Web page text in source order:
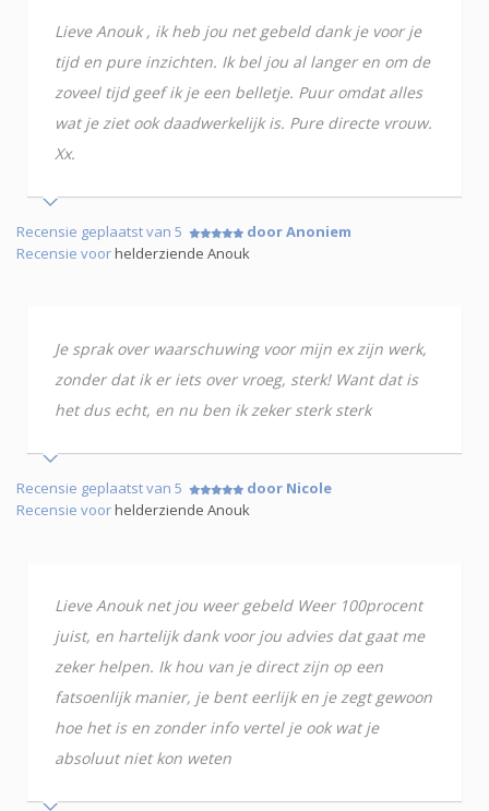
Lieve Anouk , ik heb jou net gebeld dank je voor je
tijd en pure inzichten. Ik bel jou al langer en om de
zoveel tijd geef ik je een belletje. Puur omdat alles
wat je ziet ook daadwerkelijk is. Pure directe vrouw.
Xx.
Recensie geplaatst van 5
door Anoniem
Recensie voorhelderziende Anouk
Je sprak over waarschuwing voor mijn ex zijn werk,
zonder dat ik er iets over vroeg, sterk! Want dat is
het dus echt, en nu ben ik zeker sterk sterk
Recensie geplaatst van 5
door Nicole
Recensie voorhelderziende Anouk
Lieve Anouk net jou weer gebeld Weer 100procent
juist, en hartelijk dank voor jou advies dat gaat me
zeker helpen. Ik hou van je direct zijn op een
fatsoenlijk manier, je bent eerlijk en je zegt gewoon
hoe het is en zonder info vertel je ook wat je
absoluut niet kon weten